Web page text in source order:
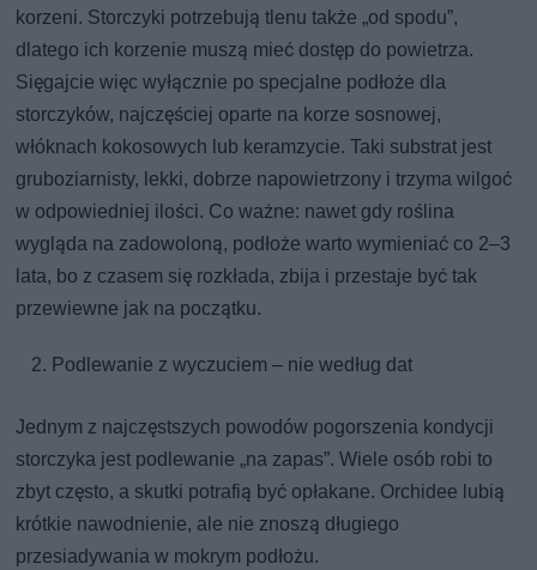
korzeni. Storczyki potrzebują tlenu także „od spodu”,
dlatego ich korzenie muszą mieć dostęp do powietrza.
Sięgajcie więc wyłącznie po specjalne podłoże dla
storczyków, najczęściej oparte na korze sosnowej,
włóknach kokosowych lub keramzycie. Taki substrat jest
gruboziarnisty, lekki, dobrze napowietrzony i trzyma wilgoć
w odpowiedniej ilości. Co ważne: nawet gdy roślina
wygląda na zadowoloną, podłoże warto wymieniać co 2–3
lata, bo z czasem się rozkłada, zbija i przestaje być tak
przewiewne jak na początku.
Podlewanie z wyczuciem – nie według dat
Jednym z najczęstszych powodów pogorszenia kondycji
storczyka jest podlewanie „na zapas”. Wiele osób robi to
zbyt często, a skutki potrafią być opłakane. Orchidee lubią
krótkie nawodnienie, ale nie znoszą długiego
przesiadywania w mokrym podłożu.